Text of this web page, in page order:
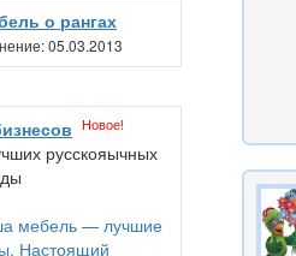
о рангах
05.03.2013
Новое!
русскояычных
мебель — лучшие
Настоящий